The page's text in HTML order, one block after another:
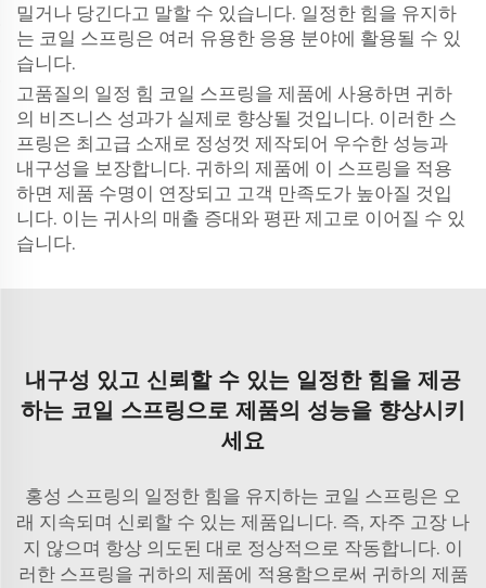
밀거나 당긴다고 말할 수 있습니다. 일정한 힘을 유지하
는 코일 스프링은 여러 유용한 응용 분야에 활용될 수 있
습니다.
고품질의 일정 힘 코일 스프링을 제품에 사용하면 귀하
의 비즈니스 성과가 실제로 향상될 것입니다. 이러한 스
프링은 최고급 소재로 정성껏 제작되어 우수한 성능과
내구성을 보장합니다. 귀하의 제품에 이 스프링을 적용
하면 제품 수명이 연장되고 고객 만족도가 높아질 것입
니다. 이는 귀사의 매출 증대와 평판 제고로 이어질 수 있
습니다.
내구성 있고 신뢰할 수 있는 일정한 힘을 제공
하는 코일 스프링으로 제품의 성능을 향상시키
세요
홍성 스프링의 일정한 힘을 유지하는 코일 스프링은 오
래 지속되며 신뢰할 수 있는 제품입니다. 즉, 자주 고장 나
지 않으며 항상 의도된 대로 정상적으로 작동합니다. 이
러한 스프링을 귀하의 제품에 적용함으로써 귀하의 제품